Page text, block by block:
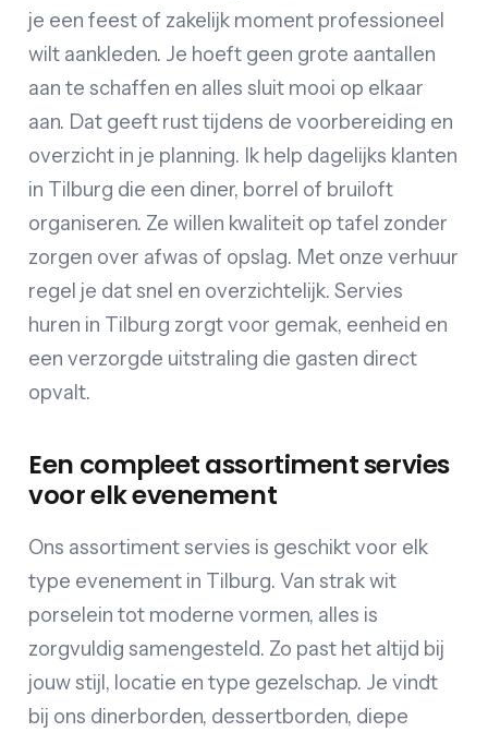
je een feest of zakelijk moment professioneel
wilt aankleden. Je hoeft geen grote aantallen
aan te schaffen en alles sluit mooi op elkaar
aan. Dat geeft rust tijdens de voorbereiding en
overzicht in je planning. Ik help dagelijks klanten
in Tilburg die een diner, borrel of bruiloft
organiseren. Ze willen kwaliteit op tafel zonder
zorgen over afwas of opslag. Met onze verhuur
regel je dat snel en overzichtelijk. Servies
huren in Tilburg zorgt voor gemak, eenheid en
een verzorgde uitstraling die gasten direct
opvalt.
Een compleet assortiment servies
voor elk evenement
Ons assortiment servies is geschikt voor elk
type evenement in Tilburg. Van strak wit
porselein tot moderne vormen, alles is
zorgvuldig samengesteld. Zo past het altijd bij
jouw stijl, locatie en type gezelschap. Je vindt
bij ons dinerborden, dessertborden, diepe